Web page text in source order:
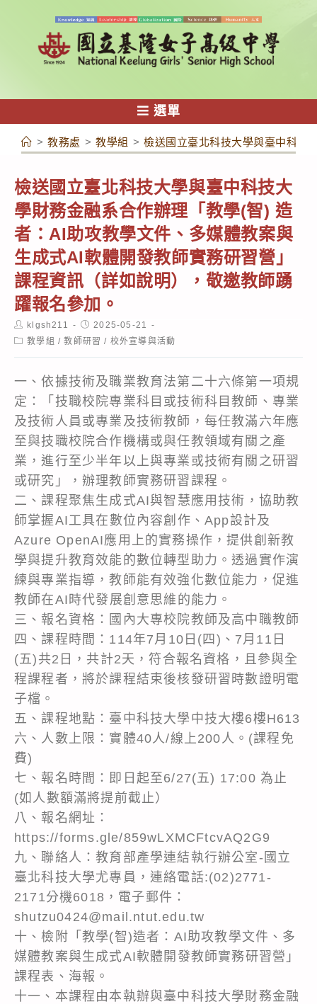
容
選單
> 教務處 > 教學組 > 檢送國立臺北科技大學與臺中科技
檢送國立臺北科技大學與臺中科技大
學財務金融系合作辦理「教學(智) 造
者：AI助攻教學文件、多媒體教案與
生成式AI軟體開發教師實務研習營」
課程資訊（詳如說明），敬邀教師踴
躍報名參加。
Post
author:
klgsh211
Post
published:
2025-05-21
Post教學組 / 教師研習 / 校外宣導與活動
一、依據技術及職業教育法第二十六條第一項規
定：「技職校院專業科目或技術科目教師、專業
及技術人員或專業及技術教師，每任教滿六年應
至與技職校院合作機構或與任教領域有關之產
業，進行至少半年以上與專業或技術有關之研習
或研究」，辦理教師實務研習課程。
二、課程聚焦生成式AI與智慧應用技術，協助教
師掌握AI工具在數位內容創作、App設計及
Azure OpenAI應用上的實務操作，提供創新教
學與提升教育效能的數位轉型助力。透過實作演
練與專業指導，教師能有效強化數位能力，促進
教師在AI時代發展創意思維的能力。
三、報名資格：國內大專校院教師及高中職教師
四、課程時間：114年7月10日(四)、7月11日
(五)共2日，共計2天，符合報名資格，且參與全
程課程者，將於課程結束後核發研習時數證明電
子檔。
五、課程地點：臺中科技大學中技大樓6樓H613
六、人數上限：實體40人/線上200人。(課程免
費)
七、報名時間：即日起至6/27(五) 17:00 為止
(如人數額滿將提前截止）
八、報名網址：
https://forms.gle/859wLXMCFtcvAQ2G9
九、聯絡人：教育部產學連結執行辦公室-國立
臺北科技大學尤專員，連絡電話:(02)2771-
2171分機6018，電子郵件：
shutzu0424@mail.ntut.edu.tw
十、檢附「教學(智)造者：AI助攻教學文件、多
媒體教案與生成式AI軟體開發教師實務研習營」
課程表、海報。
十一、本課程由本執辦與臺中科技大學財務金融